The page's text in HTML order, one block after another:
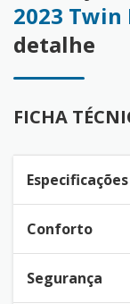
2023
detalhe
FICHA
Especificações
Conforto
Segurança